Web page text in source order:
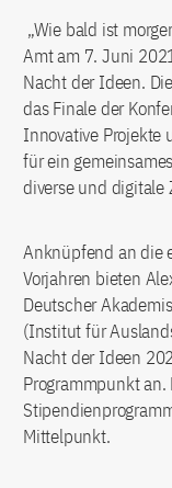
„Wie bald ist
Amt am 7. Juni
Nacht der Ideen.
das Finale der
Innovative Projekte
für ein
diverse und digitale
Anknüpfend an die
Vorjahren bieten
Deutscher
(Institut für
Nacht der Ideen
Programmpunkt
Mittelpunkt.